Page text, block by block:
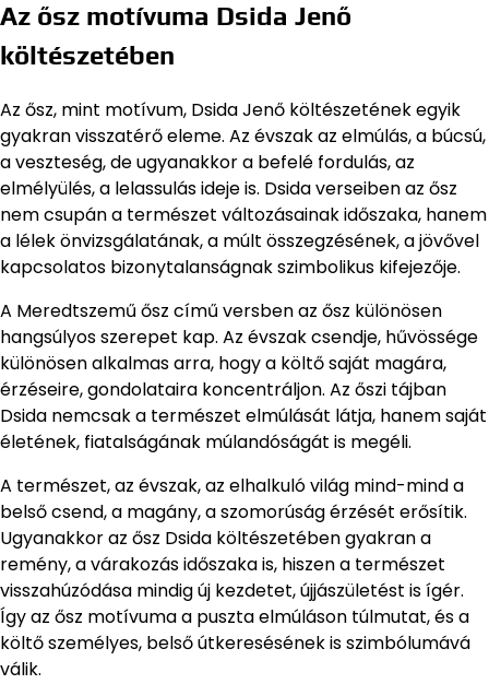
Az ősz motívuma Dsida Jenő
költészetében
Az ősz, mint motívum, Dsida Jenő költészetének egyik
gyakran visszatérő eleme. Az évszak az elmúlás, a búcsú,
a veszteség, de ugyanakkor a befelé fordulás, az
elmélyülés, a lelassulás ideje is. Dsida verseiben az ősz
nem csupán a természet változásainak időszaka, hanem
a lélek önvizsgálatának, a múlt összegzésének, a jövővel
kapcsolatos bizonytalanságnak szimbolikus kifejezője.
A Meredtszemű ősz című versben az ősz különösen
hangsúlyos szerepet kap. Az évszak csendje, hűvössége
különösen alkalmas arra, hogy a költő saját magára,
érzéseire, gondolataira koncentráljon. Az őszi tájban
Dsida nemcsak a természet elmúlását látja, hanem saját
életének, fiatalságának múlandóságát is megéli.
A természet, az évszak, az elhalkuló világ mind-mind a
belső csend, a magány, a szomorúság érzését erősítik.
Ugyanakkor az ősz Dsida költészetében gyakran a
remény, a várakozás időszaka is, hiszen a természet
visszahúzódása mindig új kezdetet, újjászületést is ígér.
Így az ősz motívuma a puszta elmúláson túlmutat, és a
költő személyes, belső útkeresésének is szimbólumává
válik.